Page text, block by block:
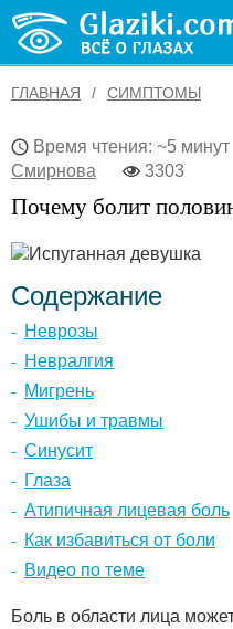
ГЛАВНАЯ СИМПТОМЫ
Время чтения: ~5 минут
Смирнова
3303
Почему болит
Содержание
Неврозы
Невралгия
Мигрень
Ушибы и травмы
Синусит
Глаза
Атипичная лицевая боль
Как избавиться от боли
Видео по теме
Боль в области лица